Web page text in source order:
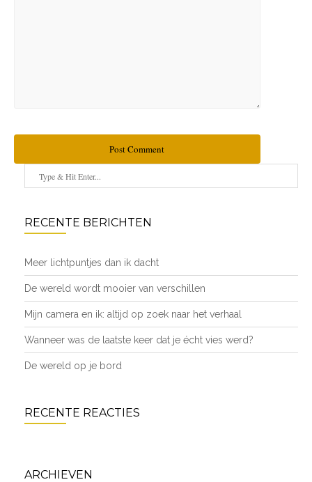
Post Comment
RECENTE BERICHTEN
Meer lichtpuntjes dan ik dacht
De wereld wordt mooier van verschillen
Mijn camera en ik: altijd op zoek naar het verhaal
Wanneer was de laatste keer dat je écht vies werd?
De wereld op je bord
RECENTE REACTIES
ARCHIEVEN